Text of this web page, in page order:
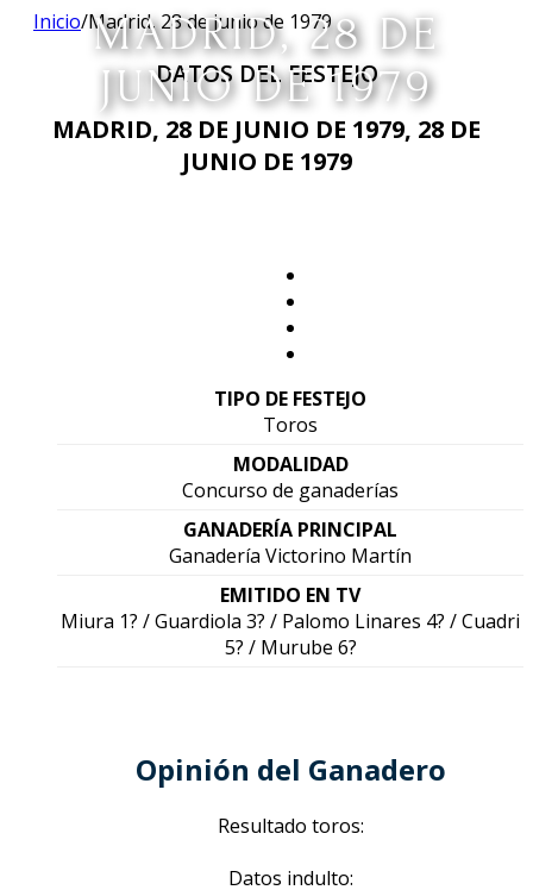
MADRID, 28 DE
JUNIO DE 1979
Inicio/Madrid, 28 de junio de 1979
DATOS DEL FESTEJO
MADRID, 28 DE JUNIO DE 1979, 28 DE
JUNIO DE 1979
TIPO DE FESTEJO
Toros
MODALIDAD
Concurso de ganaderías
GANADERÍA PRINCIPAL
Ganadería Victorino Martín
EMITIDO EN TV
Miura 1? / Guardiola 3? / Palomo Linares 4? / Cuadri
5? / Murube 6?
Opinión del Ganadero
Resultado toros:
Datos indulto: